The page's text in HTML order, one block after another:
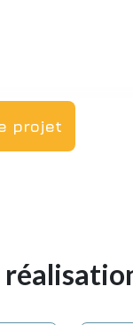
le projet